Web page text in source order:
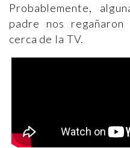
Probablemente,
padre nos
cerca de la TV.